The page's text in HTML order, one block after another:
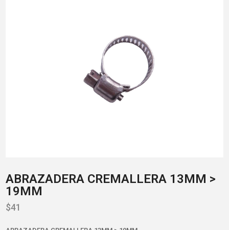
ABRAZADERA CREMALLERA 13MM >
19MM
$41